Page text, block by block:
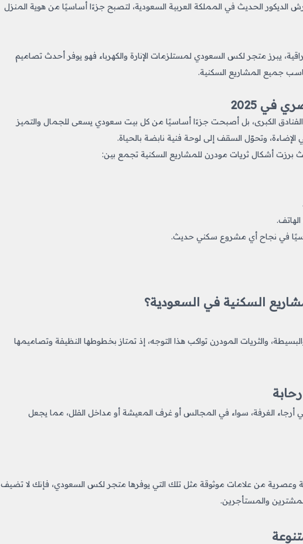
الديكور الحديث في المملكة العربية السعودية، لتصبح جزءًا أساسيًا من هوية المنزل
يبرز متجر لكس السعودي لمستلزمات الإنارة والكهرباء فهو يوفر أحدث تصاميم
جميع المشاريع السكنية.
في 2025
الفنادق الكبرى، بل أصبحت جزءًا أساسيًا من كل بيت سعودي يسعى للجمال والتميز
وتحوّل السقف إلى لوحة فنية نابضة بالحياة.
تجمع بين:
في نجاح أي مشروع سكني حديث.
السكنية في السعودية؟
والثريات المودرن تواكب هذا التوجه، إذ تمتاز بخطوطها النظيفة وتصاميمها
أرجاء الغرفة، سواء في المجالس أو غرف المعيشة أو مداخل الفلل، مما يجعل
وعصرية من علامات موثوقة مثل تلك التي يوفرها متجر لكس السعودي، فإنك لا تضيف
والمستأجرين.